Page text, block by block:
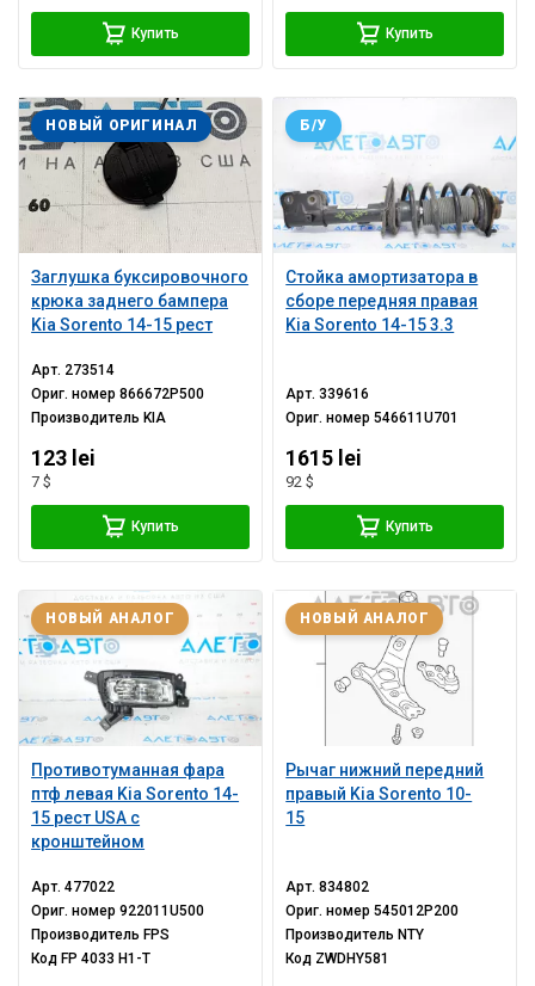
Купить Купить
Заглушка буксировочного
крюка заднего бампера
Kia Sorento 14-15 рест
НОВЫЙ ОРИГИНАЛ
Арт. 273514
Ориг. номер866672P500
Производитель KIA
123 lei
7 $
Купить
Стойка амортизатора в
сборе передняя правая
Kia Sorento 14-15 3.3
Б/У
Арт.339616
Ориг. номер546611U701
1615 lei
92 $
Купить
Противотуманная фара
птф левая Kia Sorento 14-
15 рест USA с
кронштейном
НОВЫЙ АНАЛОГ
Арт.477022
Ориг. номер922011U500
Производитель FPS
Код FP 4033 H1-T
Рычаг нижний передний
правый Kia Sorento 10-
15
НОВЫЙ АНАЛОГ
Арт.834802
Ориг. номер545012P200
Производитель NTY
Код ZWDHY581